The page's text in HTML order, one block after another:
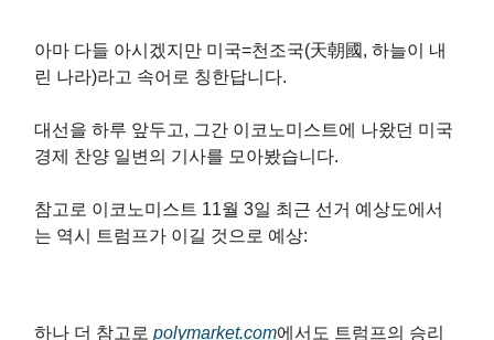
아마 다들 아시겠지만 미국=천조국(天朝國, 하늘이 내
린 나라)라고 속어로 칭한답니다.
대선을 하루 앞두고, 그간 이코노미스트에 나왔던 미국
경제 찬양 일변의 기사를 모아봤습니다.
참고로 이코노미스트 11월 3일 최근 선거 예상도에서
는 역시 트럼프가 이길 것으로 예상:
하나 더 참고로 polymarket.com에서도 트럼프의 승리